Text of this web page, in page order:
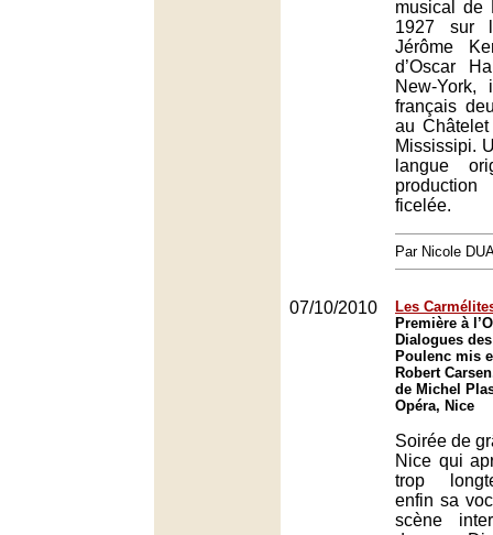
musical de
1927 sur
Jérôme
d’Oscar
New-
français
au
Mississipi.
langue
ficelée.
Par Nicole
07/10/2010
Les
Première à
Dialogues
Poulenc mis
Robert
de Michel
Opéra, Nice
Soirée de
Nice qui
trop
enfin sa
scène